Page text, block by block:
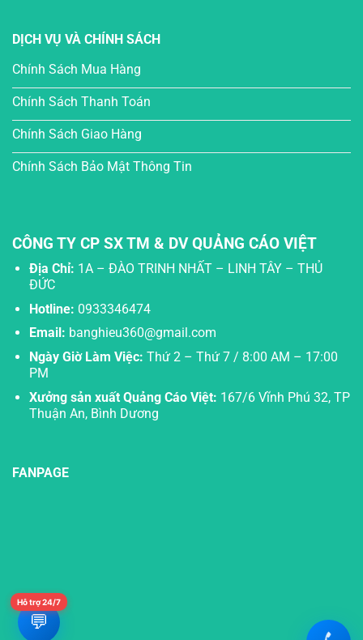
DỊCH VỤ VÀ CHÍNH SÁCH
Chính Sách Mua Hàng
Chính Sách Thanh Toán
Chính Sách Giao Hàng
Chính Sách Bảo Mật Thông Tin
CÔNG TY CP SX TM & DV QUẢNG CÁO VIỆT
Địa Chỉ: 1A – ĐÀO TRINH NHẤT – LINH TÂY – THỦ
ĐỨC
Hotline: 0933346474
Email: banghieu360@gmail.com
Ngày Giờ Làm Việc: Thứ 2 – Thứ 7 / 8:00 AM – 17:00
PM
Xưởng sản xuất Quảng Cáo Việt: 167/6 Vĩnh Phú 32, TP
Thuận An, Bình Dương
FANPAGE
💬
Hỗ trợ 24/7